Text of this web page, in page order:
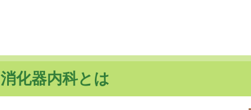
消化器内科とは